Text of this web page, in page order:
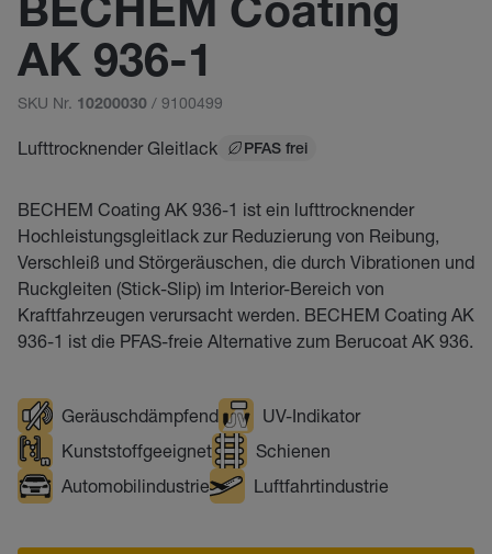
BECHEM Coating
AK 936-1
SKU Nr. 10200030 / 9100499
Lufttrocknender Gleitlack PFAS frei
BECHEM Coating AK 936-1 ist ein lufttrocknender
Hochleistungsgleitlack zur Reduzierung von Reibung,
Verschleiß und Störgeräuschen, die durch Vibrationen und
Ruckgleiten (Stick-Slip) im Interior-Bereich von
Kraftfahrzeugen verursacht werden. BECHEM Coating AK
936-1 ist die PFAS-freie Alternative zum Berucoat AK 936.
Geräuschdämpfend
UV-Indikator
Kunststoffgeeignet
Schienen
Automobilindustrie
Luftfahrtindustrie